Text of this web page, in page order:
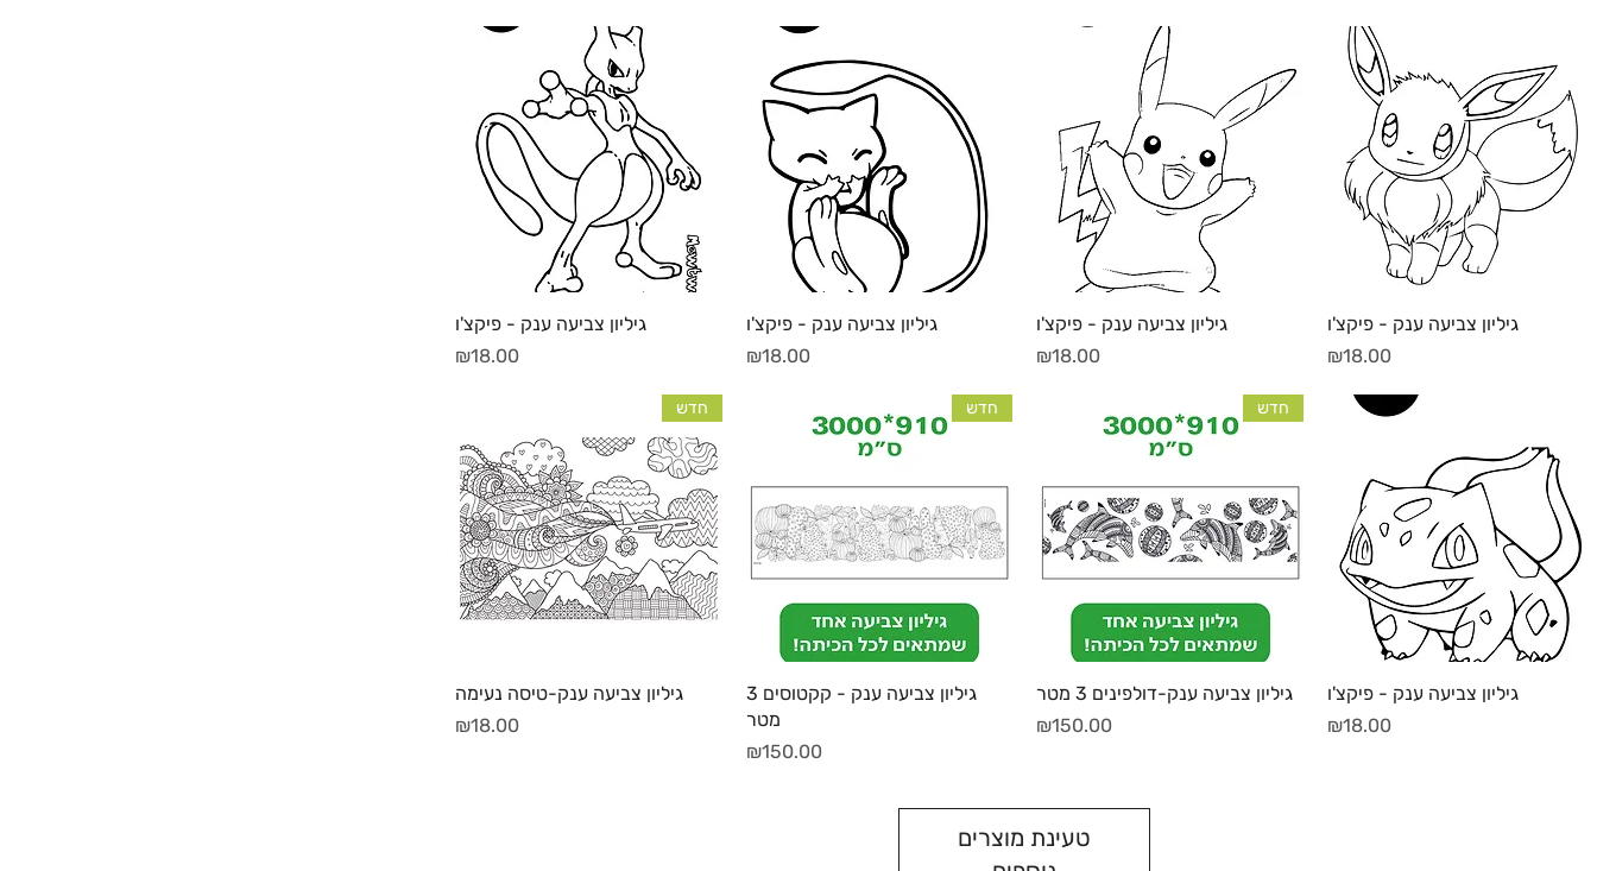
תצוגה מהירה
גיליון צביעה ענק - פיקצ'ו
מחיר
₪18.00
תצוגה מהירה
גיליון צביעה ענק - פיקצ'ו
מחיר
₪18.00
תצוגה מהירה
גיליון צביעה ענק - פיקצ'ו
מחיר
₪18.00
תצוגה מהירה
גיליון צביעה ענק - פיקצ'ו
מחיר
₪18.00
תצוגה מהירה
גיליון צביעה ענק - פיקצ'ו
מחיר
₪18.00
תצוגה מהירה
חדש
גיליון צביעה ענק-דולפינים 3 מטר
מחיר
₪150.00
תצוגה מהירה
חדש
גיליון צביעה ענק - קקטוסים 3
מטר
מחיר
₪150.00
תצוגה מהירה
חדש
גיליון צביעה ענק-טיסה נעימה
מחיר
₪18.00
טעינת מוצרים